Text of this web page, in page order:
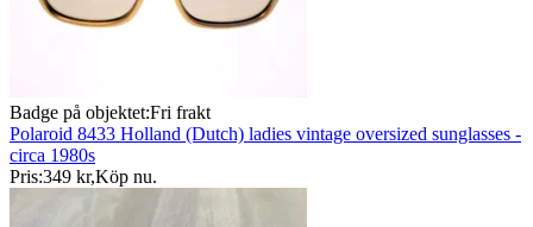
Badge på objektet:Fri frakt
Polaroid 8433 Holland (Dutch) ladies vintage oversized sunglasses -
circa 1980s
Pris:349 kr,Köp nu.